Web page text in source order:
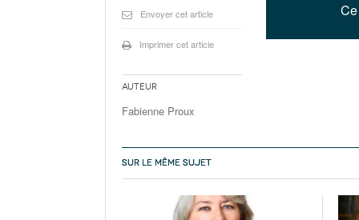
Envoyer cet article
Imprimer cet article
Auteur
Fabienne Proux
SUR LE MÊME SUJET